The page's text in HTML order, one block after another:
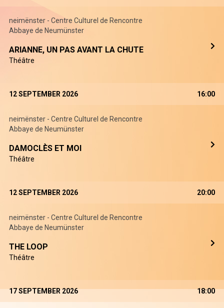
neimënster - Centre Culturel de Rencontre
Abbaye de Neumünster
ARIANNE, UN PAS AVANT LA CHUTE
Théâtre
12 SEPTEMBER 2026 16:00
neimënster - Centre Culturel de Rencontre
Abbaye de Neumünster
DAMOCLÈS ET MOI
Théâtre
12 SEPTEMBER 2026 20:00
neimënster - Centre Culturel de Rencontre
Abbaye de Neumünster
THE LOOP
Théâtre
17 SEPTEMBER 2026 18:00